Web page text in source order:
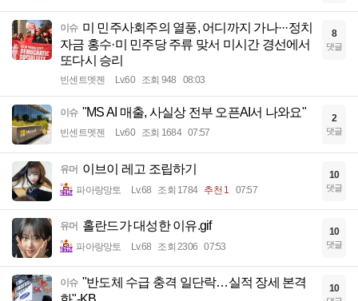
이슈 미 민주사회주의 열풍, 어디까지 가나···정치
자금 홍수·미 민주당 주류 맞서 미시간 경선에서
또다시 승리
빈센트멧젠 Lv.60 조회 948 08:03
8
댓글
이슈 "MS AI 매출, 사실상 전부 오픈AI서 나와요"
빈센트멧젠 Lv.60 조회 1684 07:57
2
댓글
유머 이브이 레고 조립하기
파아랑망토 Lv.68 조회 1784 추천 1 07:57
10
댓글
유머 홀란드가 대성한 이유.gif
파아랑망토 Lv.68 조회 2306 07:53
10
댓글
이슈 "반도체 수급 충격 일단락…실적 장세 본격
10